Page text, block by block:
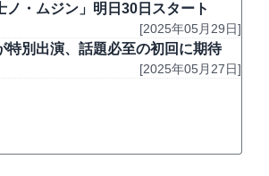
・ムジン」明日30日スタート
[2025年05月29日]
特別出演、話題必至の初回に期待
[2025年05月27日]